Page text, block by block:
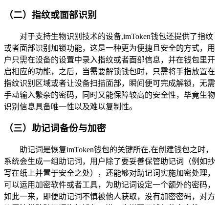
（二）指纹或面部识别
对于支持生物识别技术的设备,imToken钱包还提供了指纹
或者面部识别加锁功能，这是一种更为便捷且安全的方式，用
户只需在设备的设置中录入指纹或者面部信息，并在钱包里开
启相应的功能，之后，当需要解锁钱包时，只需将手指放置在
指纹识别区域或者让设备扫描面部，瞬间便可完成解锁，无需
手动输入繁杂的密码，同时又能保障较高的安全性，毕竟生物
识别信息具备唯一性以及难以复制性。
（三）助记词备份与加密
助记词是恢复imToken钱包的关键所在,在创建钱包之时，
系统会生成一组助记词，用户除了要妥善保管助记词（例如抄
写在纸上并置于安全之处），还能够对助记词实施加密处理，
可以运用加密软件或者工具，为助记词设定一个额外的密码，
如此一来，即便助记词不慎被他人获取，没有加密密码，对方